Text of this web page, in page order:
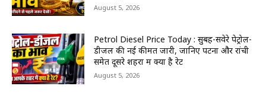
August 5, 2026
Petrol Diesel Price Today : सुबह-सवेरे पेट्रोल-
डीजल की नई कीमतें जारी, जानिए पटना और रांची
समेत दूसरे शहरों में क्या है रेट
August 5, 2026